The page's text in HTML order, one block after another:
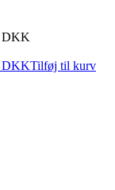
DKK
DKKTilføj til kurv